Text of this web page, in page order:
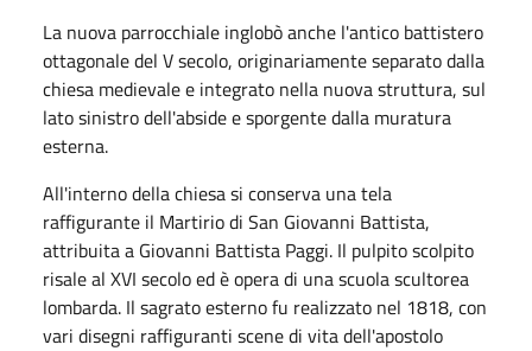
La nuova parrocchiale inglobò anche l'antico battistero
ottagonale del V secolo, originariamente separato dalla
chiesa medievale e integrato nella nuova struttura, sul
lato sinistro dell'abside e sporgente dalla muratura
esterna.
All'interno della chiesa si conserva una tela
raffigurante il Martirio di San Giovanni Battista,
attribuita a Giovanni Battista Paggi. Il pulpito scolpito
risale al XVI secolo ed è opera di una scuola scultorea
lombarda. Il sagrato esterno fu realizzato nel 1818, con
vari disegni raffiguranti scene di vita dell'apostolo